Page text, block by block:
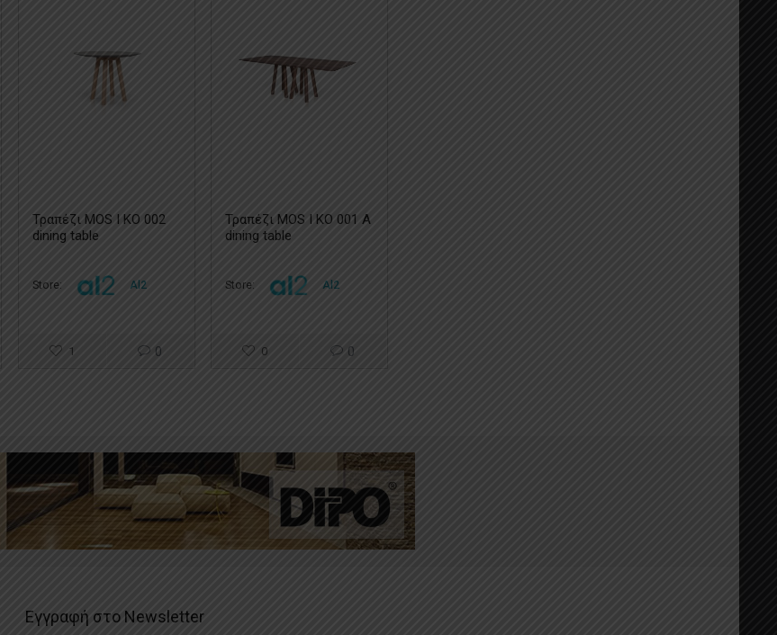
Τραπέζι MOS I KO 002
dining table
Store: Al2
1 0
Τραπέζι MOS I KO 001 A
dining table
Store: Al2
0 0
Εγγραφή στο Newsletter